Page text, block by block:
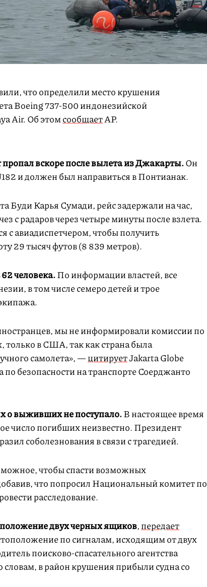
что определили место крушения
Boeing 737-500 индонезийской
Air. Об этомсообщаетAP.
вскоре после вылета из Джакарты.Он
и должен был направиться в Понтианак.
Буди Карья Сумади, рейс задержали на час,
с радаров через четыре минуты после взлета.
с авиадиспетчером, чтобы получить
29 тысяч футов (8 839 метров).
человека.По информации властей, все
в том числе семеро детей и трое
мы не информировали комиссии по
только в США, так как страна была
самолета», —цитируетJakarta Globe
по безопасности на транспорте Соерджанто
о выживших не поступало.В настоящее время
число погибших неизвестно. Президент
соболезнования в связи с трагедией.
чтобы спасти возможных
что попросил Национальный комитет по
расследование.
двух черных ящиков,передает
по сигналам, исходящим от двух
поисково-спасательного агентства
словам, в район крушения прибыли судна со